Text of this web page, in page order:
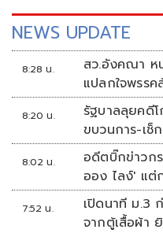
NEWS UPDATE
8:28 น.
สว.อังคณา ห
แปลกใจพรร
เงียบ
8:20 น.
รัฐบาลลุยคดี
ขบวนการ-เช็
8:02 น.
อดีตบิ๊กข่าวก
ออง ไลง์' แต่
7:52 น.
เปิดนาที ม.3
จากตู้เสื้อผ้า